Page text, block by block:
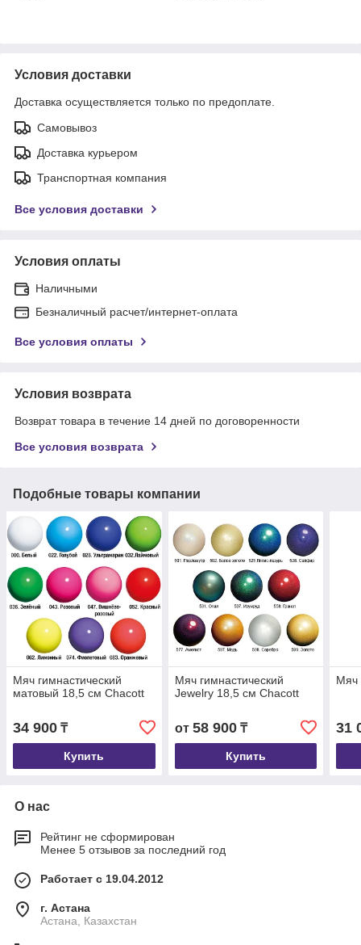
Условия доставки
Доставка осуществляется только по предоплате.
Самовывоз
Доставка курьером
Транспортная компания
Все условия доставки
Условия оплаты
Наличными
Безналичный расчет/интернет-оплата
Все условия оплаты
Условия возврата
Возврат товара в течение 14 дней по договоренности
Все условия возврата
Подобные товары компании
Мяч гимнастический
матовый 18,5 см Chacott
34 900 ₸
Купить
Мяч гимнастический
Jewelry 18,5 см Chacott
от 58 900₸
Купить
Мяч
31
О нас
Рейтинг не сформирован
Менее 5 отзывов за последний год
Работает с 19.04.2012
г. Астана
Астана, Казахстан